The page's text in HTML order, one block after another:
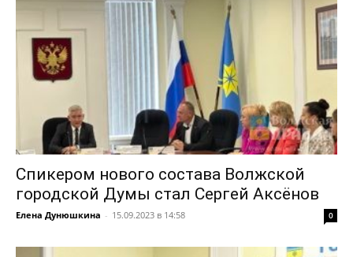
Спикером нового состава Волжской
городской Думы стал Сергей Аксёнов
Елена Дунюшкина - 15.09.2023 в 14:58 0